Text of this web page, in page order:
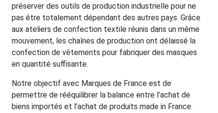
préserver des outils de production industrielle pour ne
pas être totalement dépendant des autres pays. Grâce
aux ateliers de confection textile réunis dans un même
mouvement, les chaînes de production ont délaissé la
confection de vêtements pour fabriquer des masques
en quantité suffisante.
Notre objectif avec Marques de France est de
permettre de rééquilibrer la balance entre l’achat de
biens importés et l’achat de produits made in France.